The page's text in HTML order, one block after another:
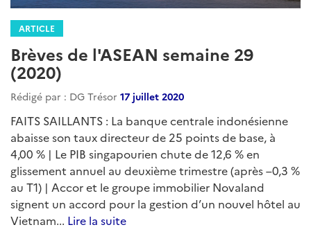
ARTICLE
Brèves de l'ASEAN semaine 29
(2020)
Rédigé par : DG Trésor 17 juillet 2020
FAITS SAILLANTS : La banque centrale indonésienne
abaisse son taux directeur de 25 points de base, à
4,00 % | Le PIB singapourien chute de 12,6 % en
glissement annuel au deuxième trimestre (après –0,3 %
au T1) | Accor et le groupe immobilier Novaland
signent un accord pour la gestion d’un nouvel hôtel au
Vietnam... Lire la suite